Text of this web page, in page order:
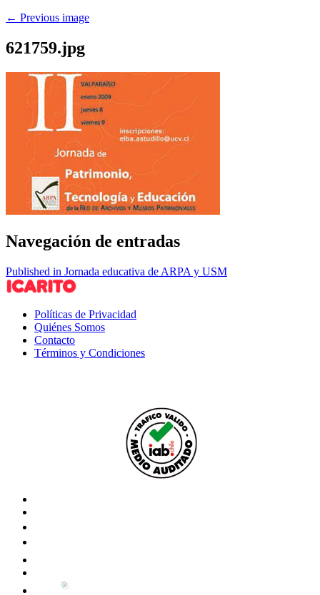
← Previous image
621759.jpg
Navegación de entradas
Published in Jornada educativa de ARPA y USM
Políticas de Privacidad
Quiénes Somos
Contacto
Términos y Condiciones